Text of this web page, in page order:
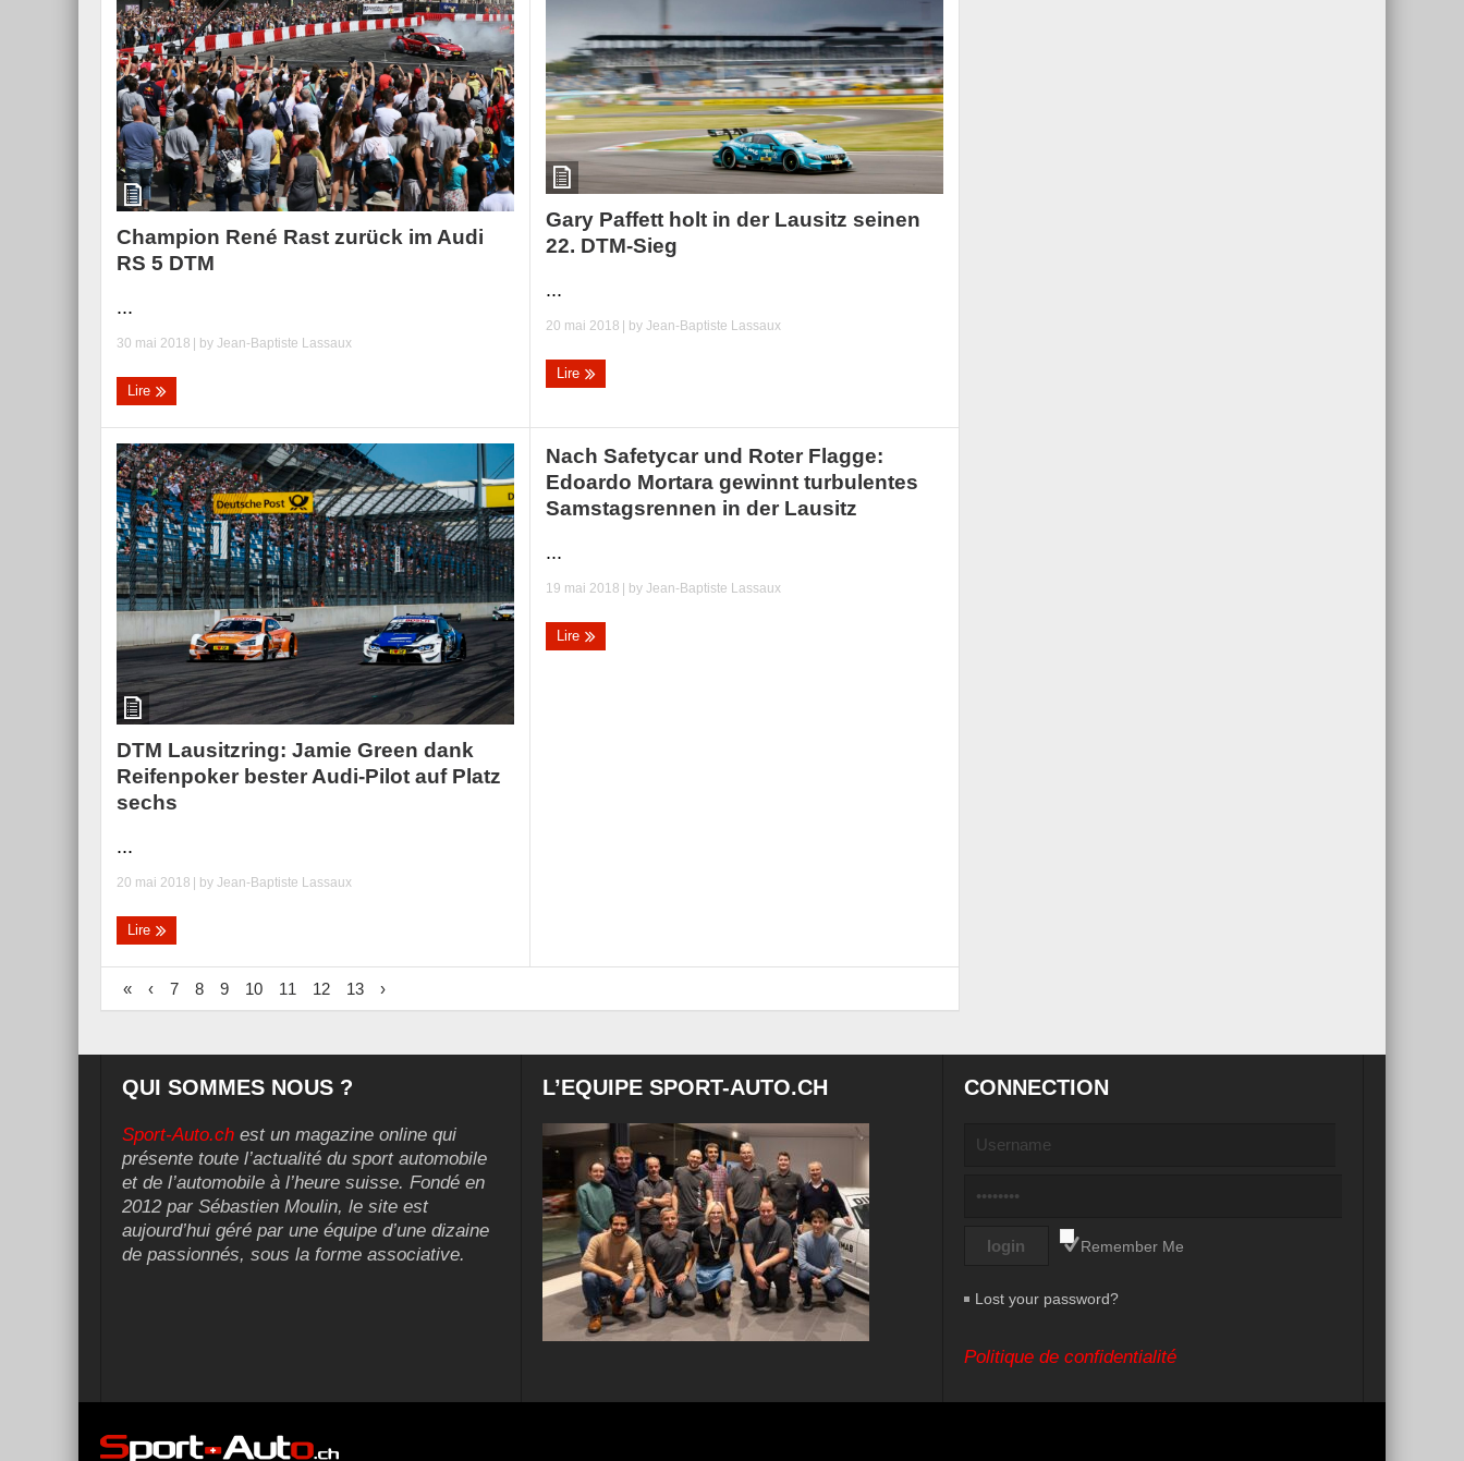
Champion René Rast zurück im Audi
RS 5 DTM
...
30 mai 2018 | by Jean-Baptiste Lassaux
Lire
Gary Paffett holt in der Lausitz seinen
22. DTM-Sieg
...
20 mai 2018 | byJean-Baptiste Lassaux
Lire
DTM Lausitzring: Jamie Green dank
Reifenpoker bester Audi-Pilot auf Platz
sechs
...
20 mai 2018 | by Jean-Baptiste Lassaux
Lire
Nach Safetycar und Roter Flagge:
Edoardo Mortara gewinnt turbulentes
Samstagsrennen in der Lausitz
...
19 mai 2018 | byJean-Baptiste Lassaux
Lire
« ‹ 7 8 9 10 11 12 13 ›
QUI SOMMES NOUS ?
Sport-Auto.ch est un magazine online qui
présente toute l’actualité du sport automobile
et de l’automobile à l’heure suisse. Fondé en
2012 par Sébastien Moulin, le site est
aujourd’hui géré par une équipe d’une dizaine
de passionnés, sous la forme associative.
L’EQUIPE SPORT-AUTO.CH CONNECTION
Remember Me
Lost your password?
Politique de confidentialité